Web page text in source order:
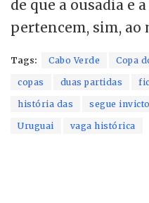
de que a ousadia e
pertencem, sim, ao
Tags: Cabo Verde Copa
copas duas partidas
história das segue invicto
Uruguai vaga histórica